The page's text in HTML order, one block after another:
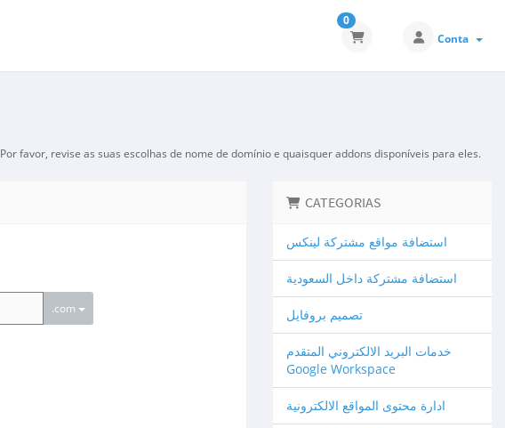
0
Conta
Por favor, revise as suas escolhas de nome de domínio e quaisquer addons disponíveis para eles.
.com
CATEGORIAS
استضافة مواقع مشتركة لينكس
استضافة مشتركة داخل السعودية
تصميم بروفايل
خدمات البريد الالكتروني المتقدم
Google Workspace
ادارة محتوى المواقع الالكترونية